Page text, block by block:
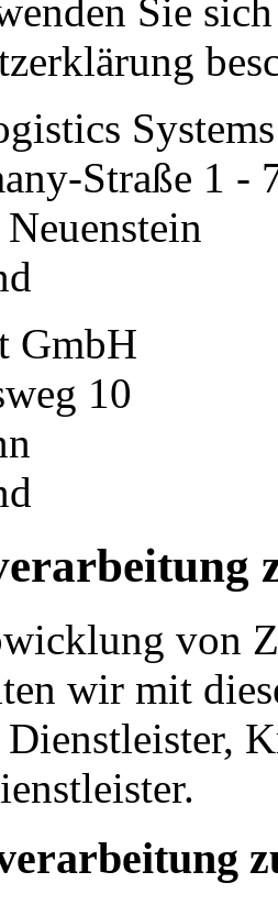
Sie
Straße 1 -
GmbH
10
von
wir mit
Dienstleister,